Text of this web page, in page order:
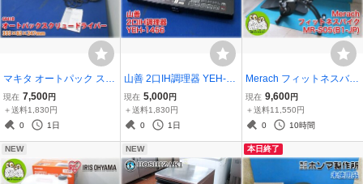
マキタ オートパック スク
リュードライバー 6841R
コイルタイプ連結ビス対
応 ケース・取扱説明書あ
現在 7,500円
＋送料1,830円
0
1日
山善 2口IH調理器 YEH-14
56 560x410x62mm 100V
最大1400W 揚げ物温度14
0～200℃ 調理タイマー IH
野発】
現在 5,000円
＋送料1,830円
0
1日
Merach フィットネスバイ
ク MR-S05(B1-JP) 16段
負荷調節 エクササイズハ
ンド 大型ハンドル 背もた
あり アプリ連携
現在 9,600円
＋送料11,550円
0
10時間
NEW NEW 本日終了